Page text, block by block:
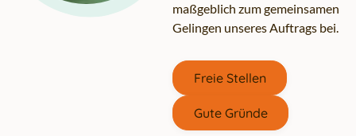
maßgeblich zum gemeinsamen
Gelingen unseres Auftrags bei.
Freie Stellen
Gute Gründe